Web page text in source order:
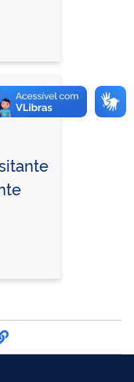
por Facebook
por Twitter
porpor
link para Copiar